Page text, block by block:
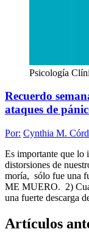
Psicología
Recuerdo
ataques de
Por: Cynthia M.
Es importante que lo
distorsiones de
moría, sólo fue una
ME MUERO. 2)
una fuerte descarga
Artículos